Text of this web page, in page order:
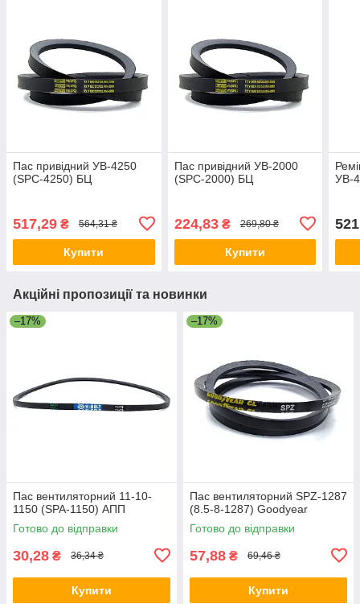
Пас привідний УВ-4250
(SPC-4250) БЦ
517,29 ₴ 564,31 ₴
Купити
Пас привідний УВ-2000
(SPC-2000) БЦ
224,83₴ 269,80 ₴
Купити
УВ-
Акційні пропозиції та новинки
–17%
Пас вентиляторний 11-10-
1150 (SPA-1150) АПП
Готово до відправки
30,28 ₴ 36,34 ₴
Купити
–17%
Пас вентиляторний SPZ-1287
(8.5-8-1287) Goodyear
Готово до відправки
57,88 ₴ 69,46 ₴
Купити